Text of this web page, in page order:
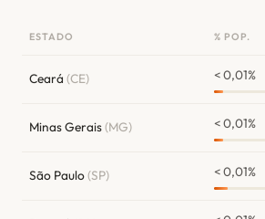
ESTADO % POP.
Ceará (CE) < 0,01%
Minas Gerais(MG) < 0,01%
São Paulo(SP) < 0,01%